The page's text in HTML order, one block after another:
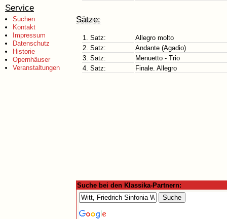
Service
Suchen
Kontakt
Impressum
Datenschutz
Historie
Opernhäuser
Veranstaltungen
Sätze:
1. Satz:
Allegro molto
2. Satz:
Andante (Agadio)
3. Satz:
Menuetto - Trio
4. Satz:
Finale. Allegro
Suche bei den Klassika-Partnern: